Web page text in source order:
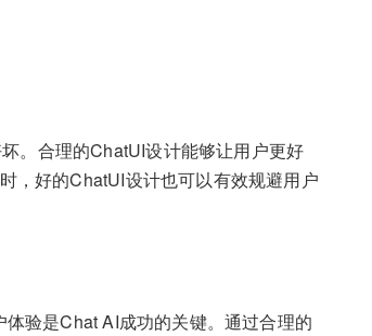
。合理的ChatUI设计能够让用户更好
，好的ChatUI设计也可以有效规避用户
验是Chat AI成功的关键。通过合理的